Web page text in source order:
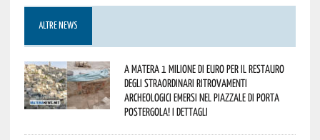
ALTRE NEWS
A Matera 1 milione di euro per il restauro
degli straordinari ritrovamenti
archeologici emersi nel piazzale di Porta
Postergola! I dettagli